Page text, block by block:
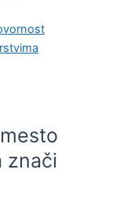
znači